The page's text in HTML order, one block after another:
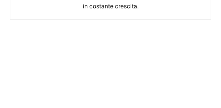
in costante crescita.